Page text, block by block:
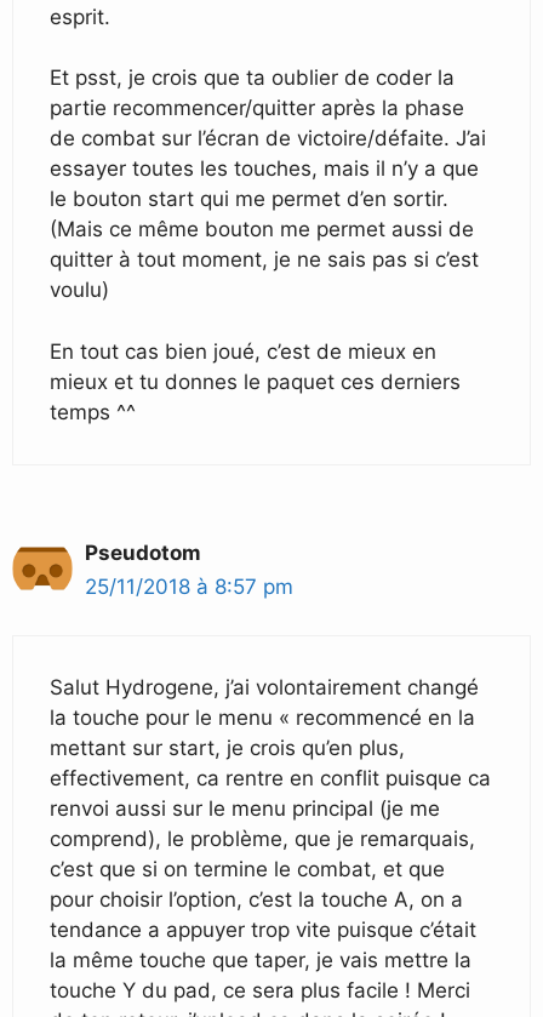
esprit.
Et psst, je crois que ta oublier de coder la
partie recommencer/quitter après la phase
de combat sur l’écran de victoire/défaite. J’ai
essayer toutes les touches, mais il n’y a que
le bouton start qui me permet d’en sortir.
(Mais ce même bouton me permet aussi de
quitter à tout moment, je ne sais pas si c’est
voulu)
En tout cas bien joué, c’est de mieux en
mieux et tu donnes le paquet ces derniers
temps ^^
Pseudotom
25/11/2018 à 8:57 pm
Salut Hydrogene, j’ai volontairement changé
la touche pour le menu « recommencé en la
mettant sur start, je crois qu’en plus,
effectivement, ca rentre en conflit puisque ca
renvoi aussi sur le menu principal (je me
comprend), le problème, que je remarquais,
c’est que si on termine le combat, et que
pour choisir l’option, c’est la touche A, on a
tendance a appuyer trop vite puisque c’était
la même touche que taper, je vais mettre la
touche Y du pad, ce sera plus facile ! Merci